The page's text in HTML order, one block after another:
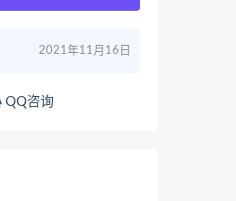
2021年11月16日
QQ咨询